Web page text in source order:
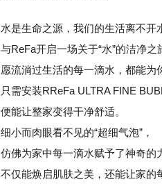
水是生命之源，我们的生活离不开
与ReFa开启一场关于“水”的洁净之
愿流淌过生活的每一滴水，都能为
只需安装RReFa ULTRA FINE
便能让整家变得干净舒适。
细小而肉眼看不见的“超细气泡”，
仿佛为家中每一滴水赋予了神奇的
不仅能焕启肌肤之美，还能让家的